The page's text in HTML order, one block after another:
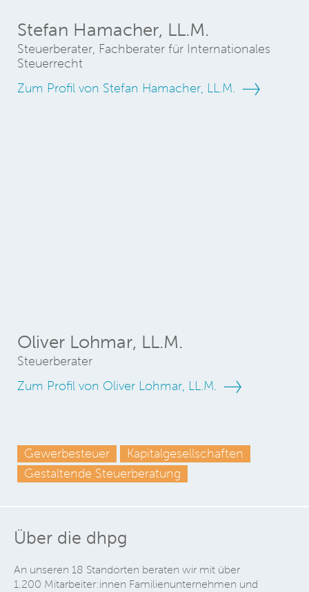
Stefan Hamacher, LL.M.
Steuerberater, Fachberater für Internationales
Steuerrecht
Zum Profil von Stefan Hamacher, LL.M.
Oliver Lohmar, LL.M.
Steuerberater
Zum Profil von Oliver Lohmar, LL.M.
Gewerbesteuer
Kapitalgesellschaften
Gestaltende Steuerberatung
Über die dhpg
An unseren 18 Standorten beraten wir mit über
1.200 Mitarbeiter:innen Familienunternehmen und